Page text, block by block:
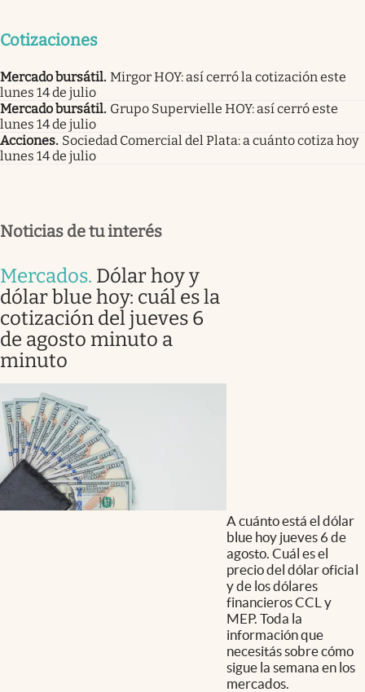
Cotizaciones
Mercado bursátil. Mirgor HOY: así cerró la cotización este
lunes 14 de julio
Mercado bursátil. Grupo Supervielle HOY: así cerró este
lunes 14 de julio
Acciones. Sociedad Comercial del Plata: a cuánto cotiza hoy
lunes 14 de julio
Noticias de tu interés
Mercados. Dólar hoy y
dólar blue hoy: cuál es la
cotización del jueves 6
de agosto minuto a
minuto
A cuánto está el dólar
blue hoy jueves 6 de
agosto. Cuál es el
precio del dólar oficial
y de los dólares
financieros CCL y
MEP. Toda la
información que
necesitás sobre cómo
sigue la semana en los
mercados.